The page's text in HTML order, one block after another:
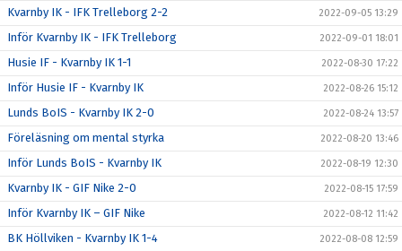
Kvarnby IK - IFK Trelleborg 2-2 2022-09-05 13:29
Inför Kvarnby IK - IFK Trelleborg 2022-09-01 18:01
Husie IF - Kvarnby IK 1-1 2022-08-30 17:22
Inför Husie IF - Kvarnby IK 2022-08-26 15:12
Lunds BoIS - Kvarnby IK 2-0 2022-08-24 13:57
Föreläsning om mental styrka 2022-08-20 13:46
Inför Lunds BoIS - Kvarnby IK 2022-08-19 12:30
Kvarnby IK - GIF Nike 2-0 2022-08-15 17:59
Inför Kvarnby IK – GIF Nike 2022-08-12 11:42
BK Höllviken - Kvarnby IK 1-4 2022-08-08 12:59